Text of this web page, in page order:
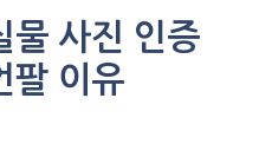
물 사진 인증
팔 이유